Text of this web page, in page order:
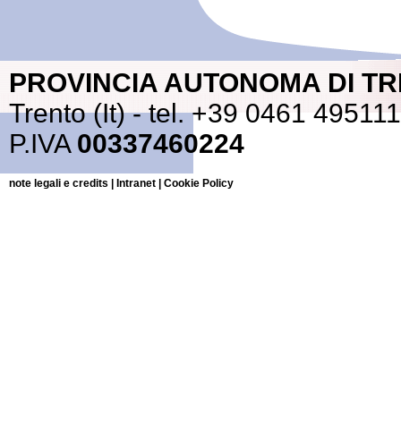
PROVINCIA AUTONOMA DI
Trento (It) - tel. +39 0461
P.IVA 00337460224
note legali e credits Intranet Cookie Policy